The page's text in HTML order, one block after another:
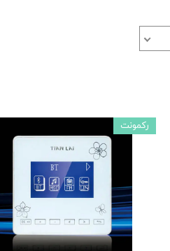
رکمونت